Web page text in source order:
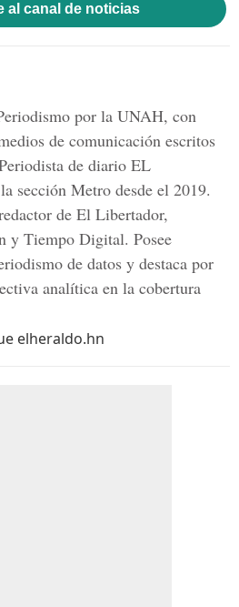
al canal de noticias
por la UNAH, con
de comunicación escritos
de diario EL
sección Metro desde el 2019.
de El Libertador,
y Tiempo Digital. Posee
de datos y destaca por
analítica en la cobertura
elheraldo.hn